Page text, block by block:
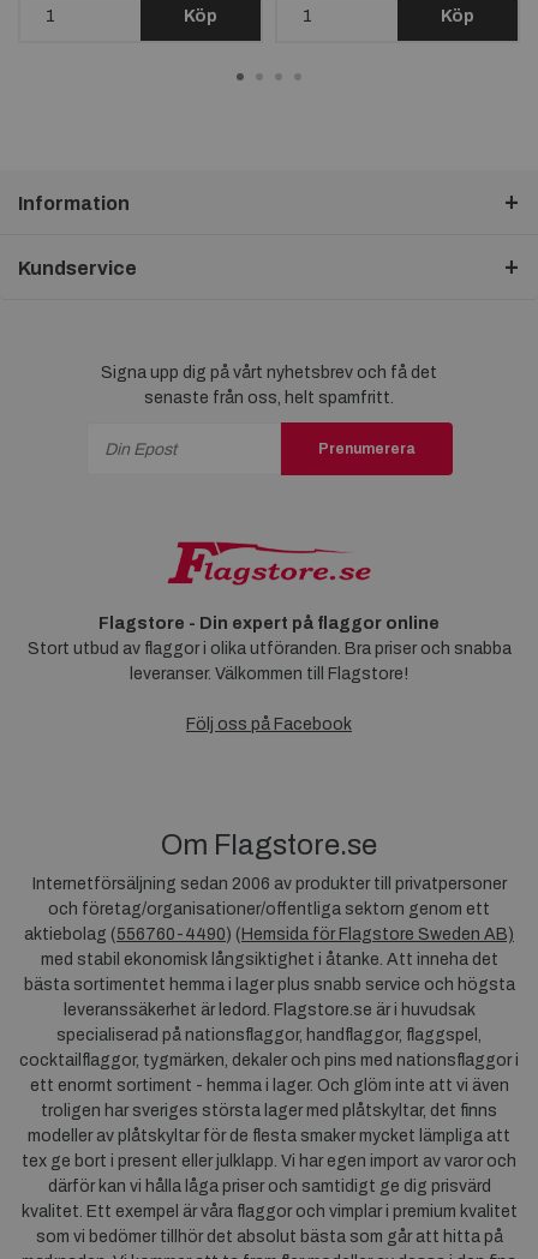
Köp Köp
Information
Kundservice
Signa upp dig på vårt nyhetsbrev och få det
senaste från oss, helt spamfritt.
Prenumerera
Flagstore - Din expert på flaggor online
Stort utbud av flaggor i olika utföranden. Bra priser och snabba
leveranser. Välkommen till Flagstore!
Följ oss på Facebook
Om Flagstore.se
Internetförsäljning sedan 2006 av produkter till privatpersoner
och företag/organisationer/offentliga sektorn genom ett
aktiebolag (556760-4490) ( Hemsida för Flagstore Sweden AB)
med stabil ekonomisk långsiktighet i åtanke. Att inneha det
bästa sortimentet hemma i lager plus snabb service och högsta
leveranssäkerhet är ledord. Flagstore.se är i huvudsak
specialiserad på nationsflaggor, handflaggor, flaggspel,
cocktailflaggor, tygmärken, dekaler och pins med nationsflaggor i
ett enormt sortiment - hemma i lager. Och glöm inte att vi även
troligen har sveriges största lager med plåtskyltar, det finns
modeller av plåtskyltar för de flesta smaker mycket lämpliga att
tex ge bort i present eller julklapp. Vi har egen import av varor och
därför kan vi hålla låga priser och samtidigt ge dig prisvärd
kvalitet. Ett exempel är våra flaggor och vimplar i premium kvalitet
som vi bedömer tillhör det absolut bästa som går att hitta på